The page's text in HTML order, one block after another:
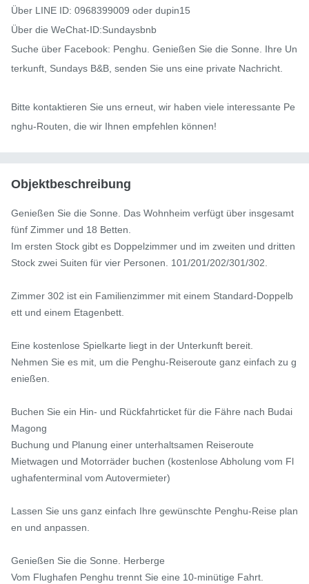
Über LINE ID: 0968399009 oder dupin15
Über die WeChat-ID:Sundaysbnb
Suche über Facebook: Penghu. Genießen Sie die Sonne. Ihre Un
terkunft, Sundays B&B, senden Sie uns eine private Nachricht.
Bitte kontaktieren Sie uns erneut, wir haben viele interessante Pe
nghu-Routen, die wir Ihnen empfehlen können!
Objektbeschreibung
Genießen Sie die Sonne. Das Wohnheim verfügt über insgesamt
fünf Zimmer und 18 Betten.
Im ersten Stock gibt es Doppelzimmer und im zweiten und dritten
Stock zwei Suiten für vier Personen. 101/201/202/301/302.
Zimmer 302 ist ein Familienzimmer mit einem Standard-Doppelb
ett und einem Etagenbett.
Eine kostenlose Spielkarte liegt in der Unterkunft bereit.
Nehmen Sie es mit, um die Penghu-Reiseroute ganz einfach zu g
enießen.
Buchen Sie ein Hin- und Rückfahrticket für die Fähre nach Budai
Magong
Buchung und Planung einer unterhaltsamen Reiseroute
Mietwagen und Motorräder buchen (kostenlose Abholung vom Fl
ughafenterminal vom Autovermieter)
Lassen Sie uns ganz einfach Ihre gewünschte Penghu-Reise plan
en und anpassen.
Genießen Sie die Sonne. Herberge
Vom Flughafen Penghu trennt Sie eine 10-minütige Fahrt.